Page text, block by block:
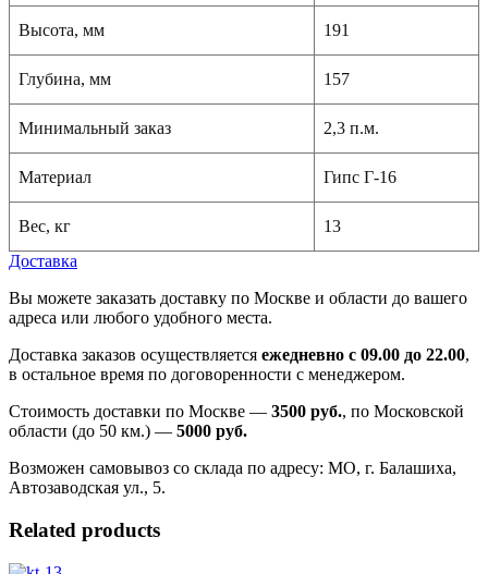
Высота, мм 191
Глубина, мм 157
Минимальный заказ 2,3 п.м.
Материал Гипс Г-16
Вес, кг
13
Доставка
Вы можете заказать доставку по Москве и области до вашего
адреса или любого удобного места.
Доставка заказов осуществляется ежедневно с 09.00 до 22.00,
в остальное время по договоренности с менеджером.
Стоимость доставки по Москве — 3500 руб., по Московской
области (до 50 км.) — 5000 руб.
Возможен самовывоз со склада по адресу: МО, г. Балашиха,
Автозаводская ул., 5.
Related products